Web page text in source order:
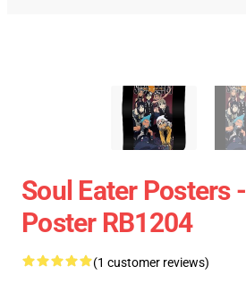
Soul Eater Posters
Poster RB1204
(1 customer reviews)